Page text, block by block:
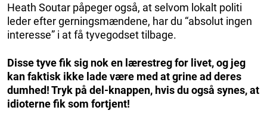
Heath Soutar påpeger også, at selvom lokalt politi
leder efter gerningsmændene, har du “absolut ingen
interesse” i at få tyvegodset tilbage.
Disse tyve fik sig nok en lærestreg for livet, og jeg
kan faktisk ikke lade være med at grine ad deres
dumhed! Tryk på del-knappen, hvis du også synes, at
idioterne fik som fortjent!